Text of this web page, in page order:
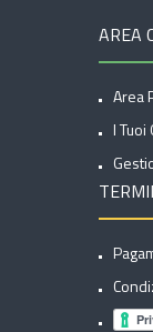
AREA
Area
I Tuoi